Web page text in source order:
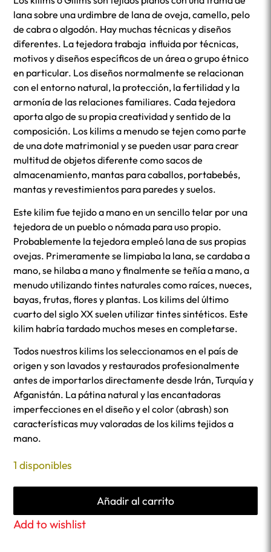
lana sobre una urdimbre de lana de oveja, camello, pelo
de cabra o algodón. Hay muchas técnicas y diseños
diferentes. La tejedora trabaja influida por técnicas,
motivos y diseños específicos de un área o grupo étnico
en particular. Los diseños normalmente se relacionan
con el entorno natural, la protección, la fertilidad y la
armonía de las relaciones familiares. Cada tejedora
aporta algo de su propia creatividad y sentido de la
composición. Los kilims a menudo se tejen como parte
de una dote matrimonial y se pueden usar para crear
multitud de objetos diferente como sacos de
almacenamiento, mantas para caballos, portabebés,
mantas y revestimientos para paredes y suelos.
Este kilim fue tejido a mano en un sencillo telar por una
tejedora de un pueblo o nómada para uso propio.
Probablemente la tejedora empleó lana de sus propias
ovejas. Primeramente se limpiaba la lana, se cardaba a
mano, se hilaba a mano y finalmente se teñía a mano, a
menudo utilizando tintes naturales como raíces, nueces,
bayas, frutas, flores y plantas. Los kilims del último
cuarto del siglo XX suelen utilizar tintes sintéticos. Este
kilim habría tardado muchos meses en completarse.
Todos nuestros kilims los seleccionamos en el país de
origen y son lavados y restaurados profesionalmente
antes de importarlos directamente desde Irán, Turquía y
Afganistán. La pátina natural y las encantadoras
imperfecciones en el diseño y el color (abrash) son
características muy valoradas de los kilims tejidos a
mano.
1 disponibles
Añadir al carrito
Add to wishlist